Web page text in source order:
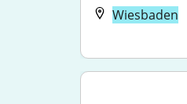
Wiesbaden